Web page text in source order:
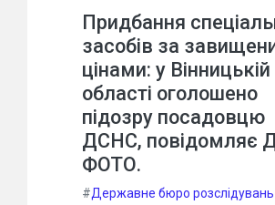
Придбання
засобів за
цінами: у Вінницькій
області оголошено
підозру посадовцю
ДСНС, повідомляє
ФОТО.
#Державне бюро розслідувань